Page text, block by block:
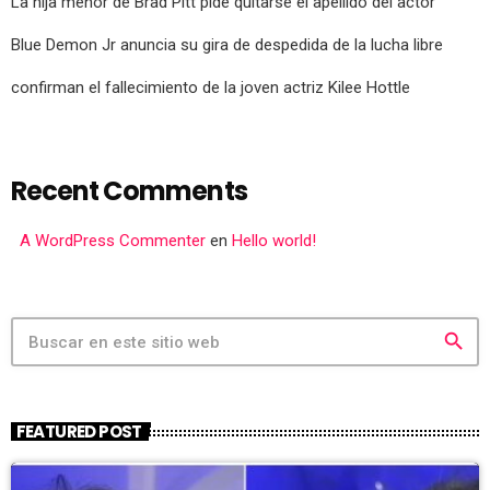
Blue Demon Jr anuncia su gira de despedida de la lucha libre
confirman el fallecimiento de la joven actriz Kilee Hottle
Recent Comments
A WordPress Commenter en Hello world!
search
FEATURED POST